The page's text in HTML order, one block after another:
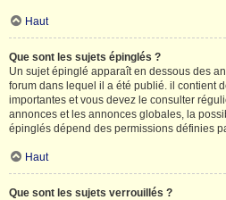
Haut
Que sont les sujets épinglés ?
Un sujet épinglé apparaît en dessous des
forum dans lequel il a été publié. il contient
importantes et vous devez le consulter
annonces et les annonces globales, la
épinglés dépend des permissions définies
Haut
Que sont les sujets verrouillés ?